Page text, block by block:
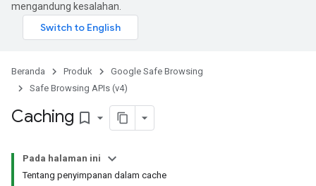
mengandung kesalahan.
Beranda Produk
Google Safe Browsing
Safe Browsing APIs (v4)
Caching bookmark_border
Pada halaman ini
Tentang penyimpanan dalam cache